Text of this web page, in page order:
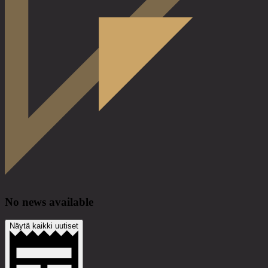
No news available
Näytä kaikki uutiset